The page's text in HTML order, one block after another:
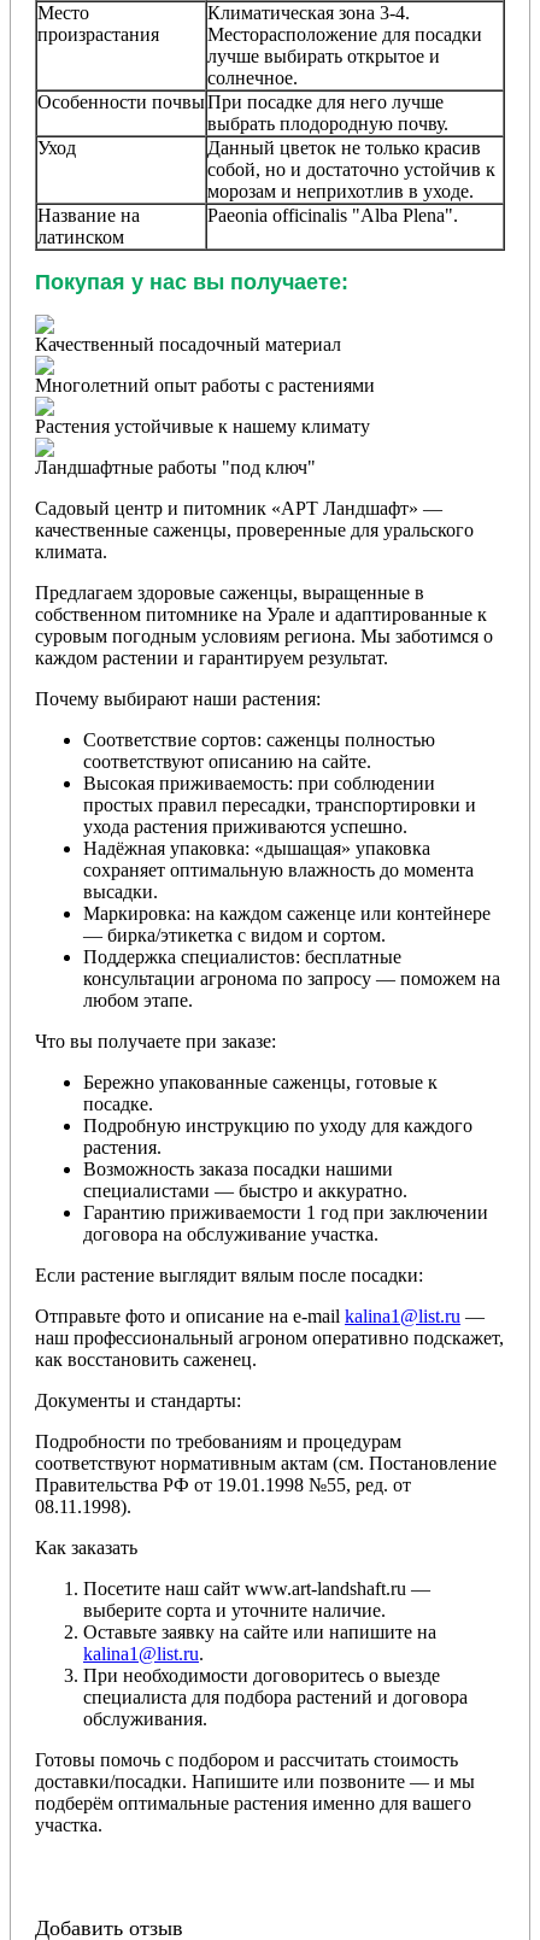
Место
произрастания
Климатическая зона 3-4.
Месторасположение для посадки
лучше выбирать открытое и
солнечное.
Особенности почвыПри посадке для него лучше
выбрать плодородную почву.
Уход
Данный цветок не только красив
собой, но и достаточно устойчив к
морозам и неприхотлив в уходе.
Название на
латинском
Paeonia officinalis "Alba Plena".
Покупая у нас вы получаете:
Качественный посадочный материал
Многолетний опыт работы с растениями
Растения устойчивые к нашему климату
Ландшафтные работы "под ключ"
Садовый центр и питомник «АРТ Ландшафт» —
качественные саженцы, проверенные для уральского
климата.
Предлагаем здоровые саженцы, выращенные в
собственном питомнике на Урале и адаптированные к
суровым погодным условиям региона. Мы заботимся о
каждом растении и гарантируем результат.
Почему выбирают наши растения:
Соответствие сортов: саженцы полностью
соответствуют описанию на сайте.
Высокая приживаемость: при соблюдении
простых правил пересадки, транспортировки и
ухода растения приживаются успешно.
Надёжная упаковка: «дышащая» упаковка
сохраняет оптимальную влажность до момента
высадки.
Маркировка: на каждом саженце или контейнере
— бирка/этикетка с видом и сортом.
Поддержка специалистов: бесплатные
консультации агронома по запросу — поможем на
любом этапе.
Что вы получаете при заказе:
Бережно упакованные саженцы, готовые к
посадке.
Подробную инструкцию по уходу для каждого
растения.
Возможность заказа посадки нашими
специалистами — быстро и аккуратно.
Гарантию приживаемости 1 год при заключении
договора на обслуживание участка.
Если растение выглядит вялым после посадки:
Отправьте фото и описание на e-mail kalina1@list.ru —
наш профессиональный агроном оперативно подскажет,
как восстановить саженец.
Документы и стандарты:
Подробности по требованиям и процедурам
соответствуют нормативным актам (см. Постановление
Правительства РФ от 19.01.1998 №55, ред. от
08.11.1998).
Как заказать
Посетите наш сайт www.art-landshaft.ru —
выберите сорта и уточните наличие.
Оставьте заявку на сайте или напишите на
kalina1@list.ru.
При необходимости договоритесь о выезде
специалиста для подбора растений и договора
обслуживания.
Готовы помочь с подбором и рассчитать стоимость
доставки/посадки. Напишите или позвоните — и мы
подберём оптимальные растения именно для вашего
участка.
Добавить отзыв